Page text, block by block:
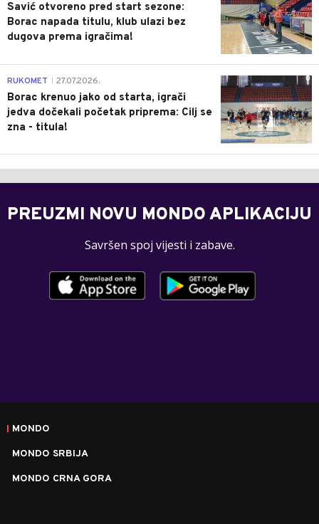
Savić otvoreno pred start sezone:
Borac napada titulu, klub ulazi bez
dugova prema igračima!
0
RUKOMET 27.07.2026.
Borac krenuo jako od starta, igrači
jedva dočekali početak priprema: Cilj se
zna - titula!
PREUZMI NOVU MONDO APLIKACIJU
Savršen spoj vijesti i zabave.
MONDO
MONDO SRBIJA
MONDO CRNA GORA